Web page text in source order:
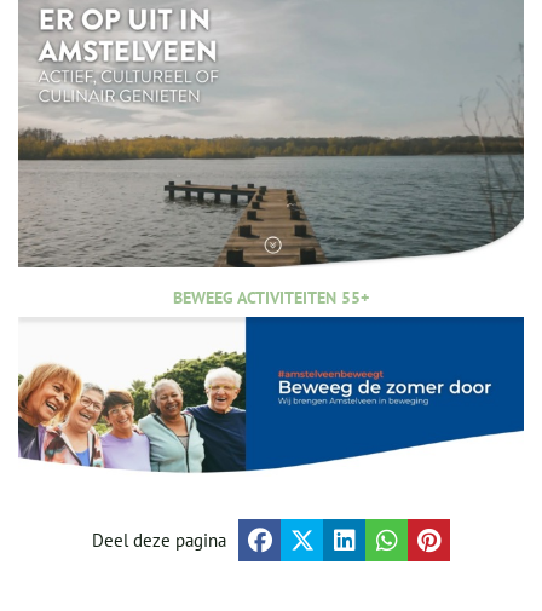
BEWEEG ACTIVITEITEN 55+
Deel deze pagina